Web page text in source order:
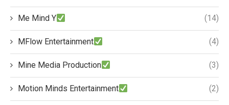
Me Mind Y (14)
MFlow Entertainment (4)
Mine Media Production (3)
Motion Minds Entertainment (2)